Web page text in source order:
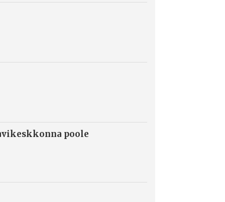
poole